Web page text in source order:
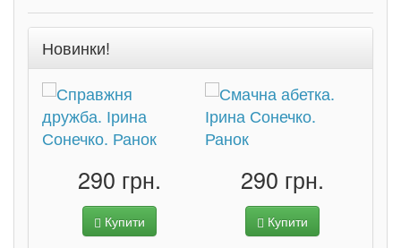
Новинки!
290 грн.
Купити
290 грн.
Купити